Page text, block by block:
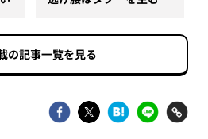
の記事一覧を見る